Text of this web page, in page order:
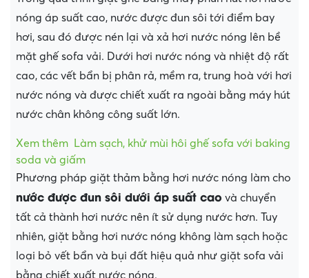
nóng áp suất cao, nước được đun sôi tới điểm bay
hơi, sau đó được nén lại và xả hơi nước nóng lên bề
mặt ghế sofa vải. Dưới hơi nước nóng và nhiệt độ rất
cao, các vết bẩn bị phân rả, mềm ra, trung hoà với hơi
nước nóng và được chiết xuất ra ngoài bằng máy hút
nước chân không công suất lớn.
Xem thêm
Làm sạch, khử mùi hôi ghế sofa với baking
soda và giấm
Phương pháp giặt thảm bằng hơi nước nóng làm cho
nước được đun sôi dưới áp suất cao và chuyển
tất cả thành hơi nước nên ít sử dụng nước hơn. Tuy
nhiên, giặt bằng hơi nước nóng không làm sạch hoặc
loại bỏ vết bẩn và bụi đất hiệu quả như giặt sofa vải
bằng chiết xuất nước nóng.